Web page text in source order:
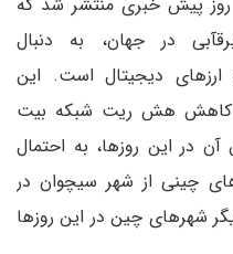
در جهان، به دنبال
دیجیتال است. این
کاهش هش ریت شبکه بیت
آن در این روزها، به احتمال
چینی از شهر سیچوان در
شهرهای چین در این روزها